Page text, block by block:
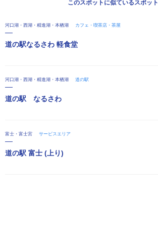
このスポットに似ているスポット
河口湖・西湖・精進湖・本栖湖 カフェ・喫茶店・茶屋
道の駅なるさわ 軽食堂
河口湖・西湖・精進湖・本栖湖 道の駅
道の駅 なるさわ
富士・富士宮 サービスエリア
道の駅 富士 (上り)